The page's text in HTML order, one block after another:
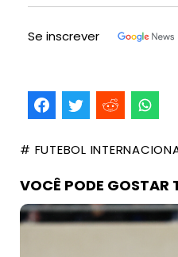
Se inscrever
# FUTEBOL
VOCÊ PODE GOSTAR